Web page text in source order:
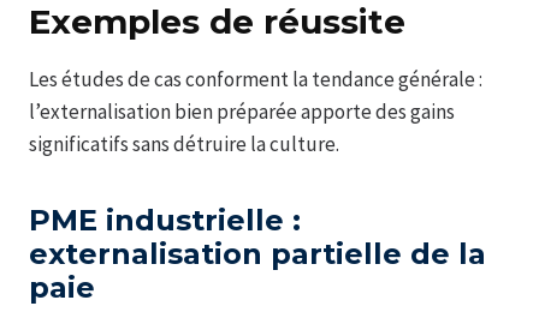
Exemples de réussite
Les études de cas conforment la tendance générale :
l’externalisation bien préparée apporte des gains
significatifs sans détruire la culture.
PME industrielle :
externalisation partielle de la
paie